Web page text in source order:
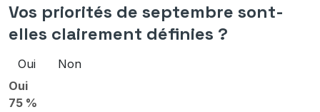
Vos priorités de septembre sont-
elles clairement définies ?
Oui
Non
Oui
75 %